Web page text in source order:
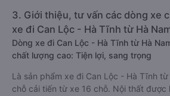
3. Giới thiệu, tư vấn các dòng xe
xe đi Can Lộc - Hà Tĩnh từ Hà
Dòng xe đi Can Lộc - Hà Tĩnh từ Hà
chất lượng cao: Tiện lợi, sang trọng
Là sản phẩm xe đi Can Lộc - Hà Tĩnh
chỗ cải tiến từ xe 16 chỗ. Nội thất được